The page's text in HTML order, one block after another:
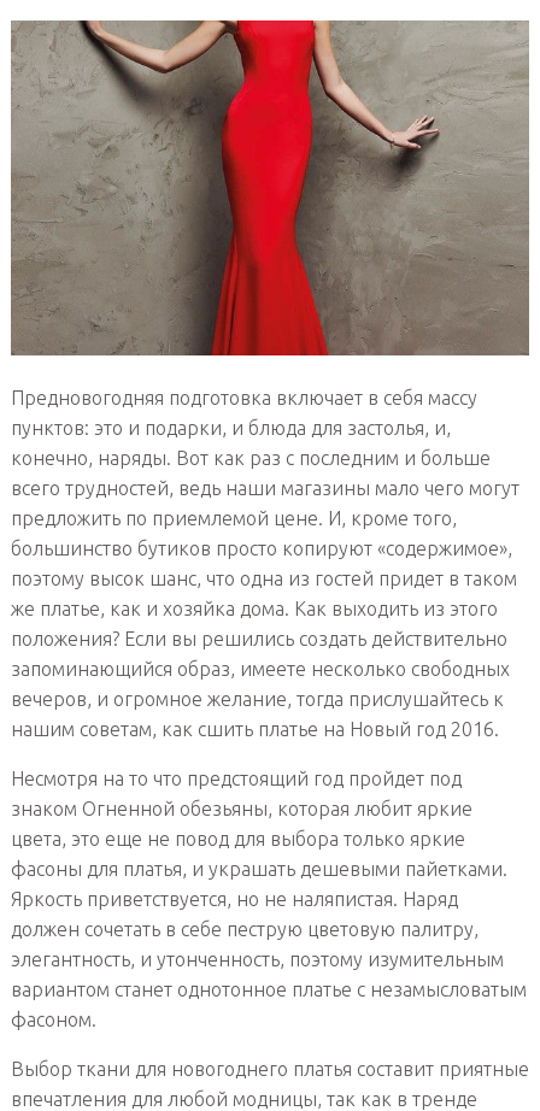
Предновогодняя подготовка включает в себя массу
пунктов: это и подарки, и блюда для застолья, и,
конечно, наряды. Вот как раз с последним и больше
всего трудностей, ведь наши магазины мало чего могут
предложить по приемлемой цене. И, кроме того,
большинство бутиков просто копируют «содержимое»,
поэтому высок шанс, что одна из гостей придет в таком
же платье, как и хозяйка дома. Как выходить из этого
положения? Если вы решились создать действительно
запоминающийся образ, имеете несколько свободных
вечеров, и огромное желание, тогда прислушайтесь к
нашим советам, как сшить платье на Новый год 2016.
Несмотря на то что предстоящий год пройдет под
знаком Огненной обезьяны, которая любит яркие
цвета, это еще не повод для выбора только яркие
фасоны для платья, и украшать дешевыми пайетками.
Яркость приветствуется, но не наляпистая. Наряд
должен сочетать в себе пеструю цветовую палитру,
элегантность, и утонченность, поэтому изумительным
вариантом станет однотонное платье с незамысловатым
фасоном.
Выбор ткани для новогоднего платья составит приятные
впечатления для любой модницы, так как в тренде